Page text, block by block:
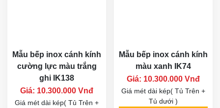
Mẫu bếp inox cánh kính
cường lực màu trắng
ghi IK138
Giá: 10.300.000 Vnđ
Giá mét dài kép( Tủ Trên +
Mẫu bếp inox cánh kính
màu xanh IK74
Giá: 10.300.000 Vnđ
Giá mét dài kép( Tủ Trên +
Tủ dưới )